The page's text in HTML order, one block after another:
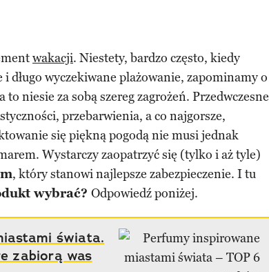
wakacji. Niestety, bardzo często, kiedy
długo wyczekiwane plażowanie, zapominamy o
to niesie za sobą szereg zagrożeń. Przedwczesne
przebarwienia, a co najgorsze,
się piękną pogodą nie musi jednak
Wystarczy zaopatrzyć się (tylko i aż tyle)
, który stanowi najlepsze zabezpieczenie. I tu
wybrać? Odpowiedź poniżej.
świata.
zabiorą was